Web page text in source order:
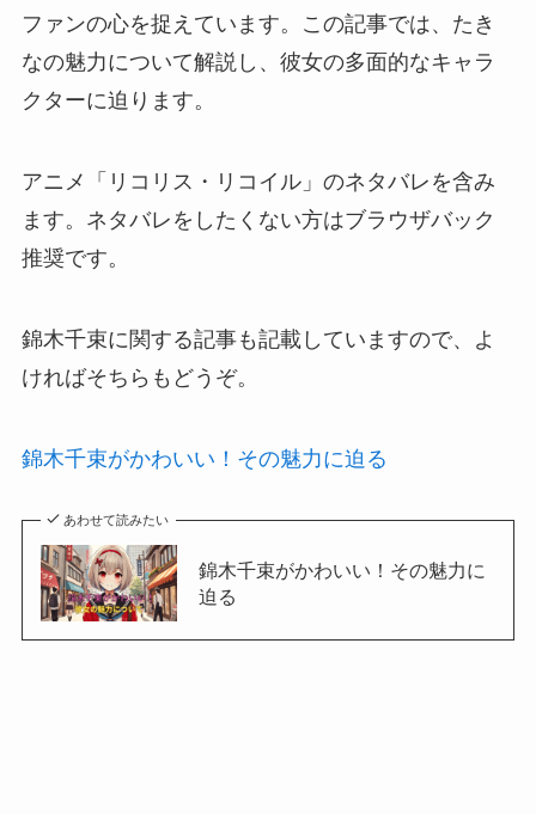
ファンの心を捉えています。この記事では、たき
なの魅力について解説し、彼女の多面的なキャラ
クターに迫ります。
アニメ「リコリス・リコイル」のネタバレを含み
ます。ネタバレをしたくない方はブラウザバック
推奨です。
錦木千束に関する記事も記載していますので、よ
ければそちらもどうぞ。
錦木千束がかわいい！その魅力に迫る
あわせて読みたい
錦木千束がかわいい！その魅力に
迫る